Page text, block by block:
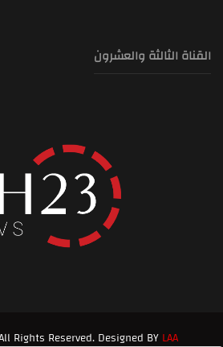
القناة الثالثة والعشرون
Rights Reserved. Designed BYLAA